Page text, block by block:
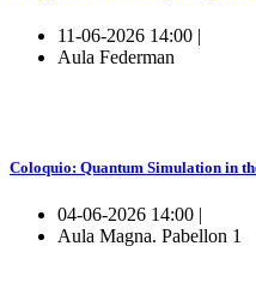
11-06-2026 14:00 |
Aula Federman
Coloquio: Quantum Simulation in
04-06-2026 14:00 |
Aula Magna. Pabellon 1